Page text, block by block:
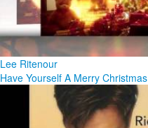
Lee Ritenour
Have Yourself A Merry Christmas